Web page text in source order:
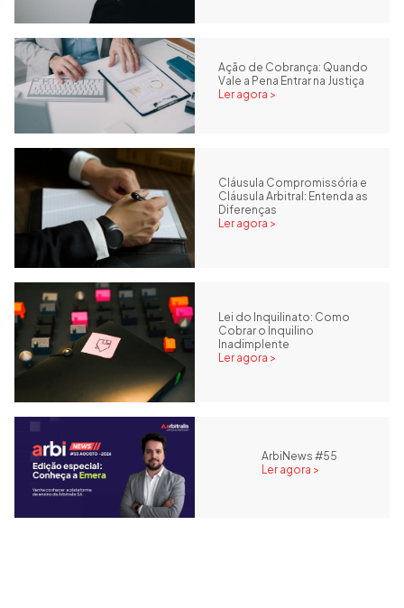
Ação de Cobrança: Quando
Vale a Pena Entrar na Justiça
Ler agora >
Cláusula Compromissória e
Cláusula Arbitral: Entenda as
Diferenças
Ler agora >
Lei do Inquilinato: Como
Cobrar o Inquilino
Inadimplente
Ler agora >
ArbiNews #55
Ler agora >